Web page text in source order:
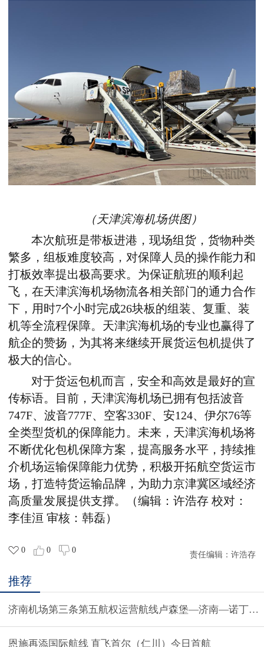
（天津滨海机场供图）
本次航班是带板进港，现场组货，货物种类
繁多，组板难度较高，对保障人员的操作能力和
打板效率提出极高要求。为保证航班的顺利起
飞，在天津滨海机场物流各相关部门的通力合作
下，用时7个小时完成26块板的组装、复重、装
机等全流程保障。天津滨海机场的专业也赢得了
航企的赞扬，为其将来继续开展货运包机提供了
极大的信心。
对于货运包机而言，安全和高效是最好的宣
传标语。
目前， 天津滨海机场已拥有包括波音
747F、波音777F、空客330F、安124、伊尔76等
全类型货机的保障能力 。未来，天津滨海机场将
不断优化包机保障方案，提高服务水平，持续推
介机场运输保障能力优势，积极开拓航空货运市
场， 打造特货运输品牌， 为助力京津冀区域经济
高质量发展提供支撑。（编辑：许浩存 校对：
李佳洹 审核：韩磊）
0 0 0
责任编辑： 许浩存
推荐
济南机场第三条第五航权运营航线卢森堡—济南—诺丁汉
恩施再添国际航线 直飞首尔（仁川）今日首航